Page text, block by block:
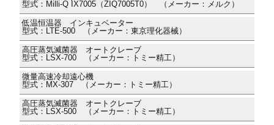
型式：Milli-Q IX7005（ZIQ7005T0） （メーカー：メルク）
低温恒温器 インキュベーター
型式：LTE-500 （メーカー：東京理化器械）
高圧蒸気滅菌器 オートクレーブ
型式：LSX-700 （メーカー：トミー精工）
微量高速冷却遠心機
型式：MX-307 （メーカー：トミー精工）
高圧蒸気滅菌器 オートクレーブ
型式：LSX-500 （メーカー：トミー精工）